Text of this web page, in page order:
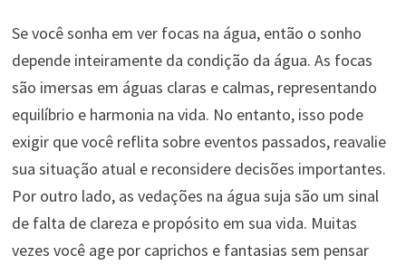
Se você sonha em ver focas na água, então o sonho
depende inteiramente da condição da água. As focas
são imersas em águas claras e calmas, representando
equilíbrio e harmonia na vida. No entanto, isso pode
exigir que você reflita sobre eventos passados, reavalie
sua situação atual e reconsidere decisões importantes.
Por outro lado, as vedações na água suja são um sinal
de falta de clareza e propósito em sua vida. Muitas
vezes você age por caprichos e fantasias sem pensar